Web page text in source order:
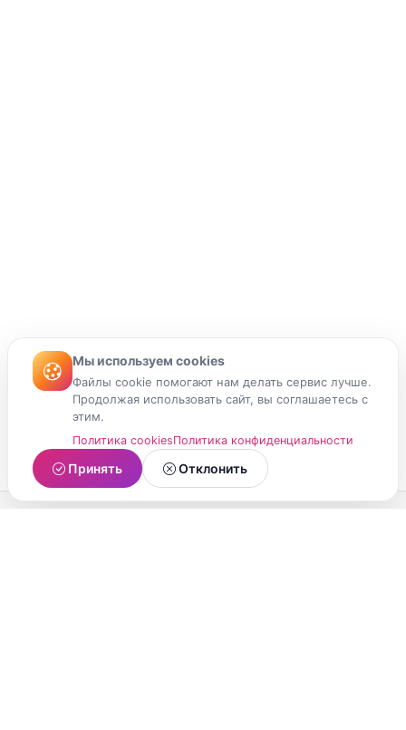
Мы используем cookies
Файлы cookie помогают нам делать сервис лучше.
Продолжая использовать сайт, вы соглашаетесь с
этим.
Политика cookiesПолитика конфиденциальности
Принять Отклонить